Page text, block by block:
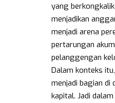
yang
menjadikan
menjadi arena
pertarungan
pelanggengan
Dalam konteks
menjadi bagian di
kapital. Jadi